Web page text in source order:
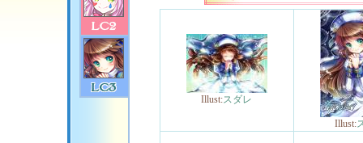
Illust:スダレ
Illust: